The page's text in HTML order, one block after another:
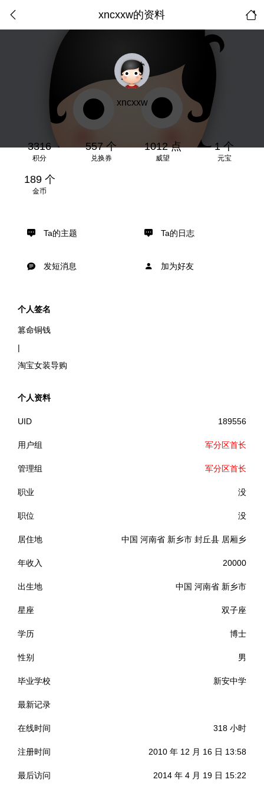
xncxxw的资料
xncxxw
3316
积分
557 个
兑换券
1012 点
威望
1 个
元宝
189 个
金币
Ta的主题 Ta的日志
发短消息 加为好友
个人签名
篡命铜钱
|
淘宝女装导购
个人资料
UID 189556
用户组 军分区首长
管理组 军分区首长
职业 没
职位 没
居住地 中国 河南省 新乡市 封丘县 居厢乡
年收入 20000
出生地 中国 河南省 新乡市
星座 双子座
学历 博士
性别 男
毕业学校 新安中学
最新记录
谁能帮我申请个PIPNI的VPS，我看过和尚大哥教程，可是就是
注册不成功，希望会的大哥帮忙注册一个
在线时间 318 小时
注册时间 2010 年 12 月 16 日 13:58
最后访问 2014 年 4 月 19 日 15:22